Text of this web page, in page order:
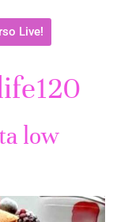
Live!
low